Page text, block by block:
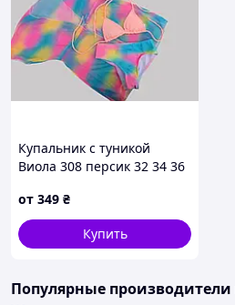
Купальник с туникой
Виола 308 персик 32 34 36
от 349 ₴
Купить
Популярные производители